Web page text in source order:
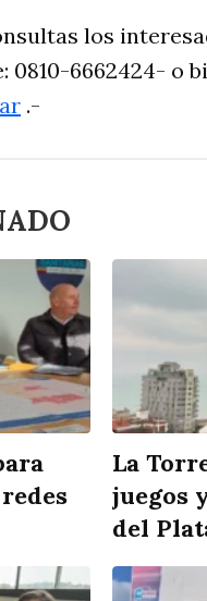
los
6662424- o
.-
La
juegos
del